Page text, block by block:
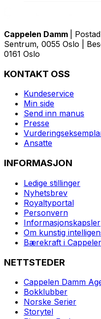
Cappelen Damm
|
Sentrum, 0055 Oslo |
0161 Oslo
KONTAKT OSS
Kundeservice
Min side
Send inn manus
Presse
Ansatte
INFORMASJON
Ledige stillinger
Nyhetsbrev
Royaltyportal
Personvern
Informasjonskapsler
Om kunstig
Bærekraft i
NETTSTEDER
Cappelen Damm
Bokklubber
Norske Serier
Storytel